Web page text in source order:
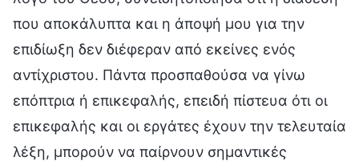
που αποκάλυπτα και η άποψή μου για την
επιδίωξη δεν διέφεραν από εκείνες ενός
αντίχριστου. Πάντα προσπαθούσα να γίνω
επόπτρια ή επικεφαλής, επειδή πίστευα ότι οι
επικεφαλής και οι εργάτες έχουν την τελευταία
λέξη, μπορούν να παίρνουν σημαντικές